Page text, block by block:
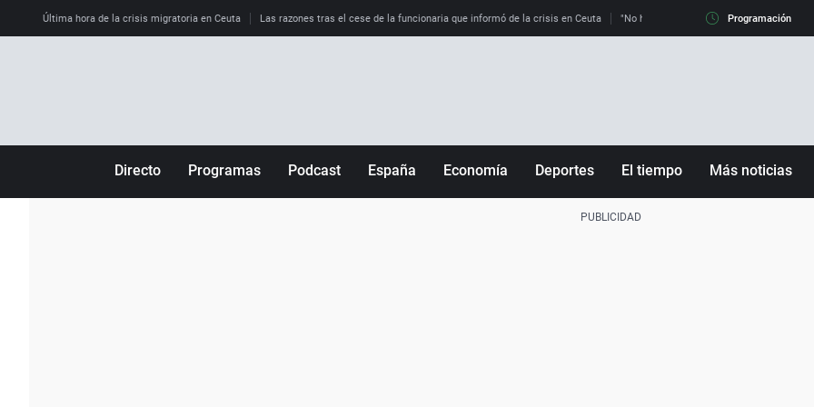
Última hora de la crisis migratoria en Ceuta Las razones tras el cese de la funcionaria que informó de la crisis en Ceuta "No hay mafias, que no nos engañen":
Programación
Directo Programas Podcast España Economía Deportes El tiempo Más noticias